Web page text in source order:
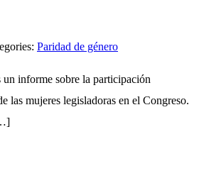
Paridad de género
un informe sobre la participación
las mujeres legisladoras en el Congreso.